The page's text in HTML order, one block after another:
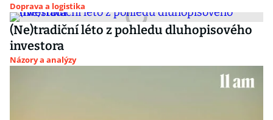
Doprava a logistika
(Ne)tradiční léto z pohledu dluhopisového
investora
Názory a analýzy